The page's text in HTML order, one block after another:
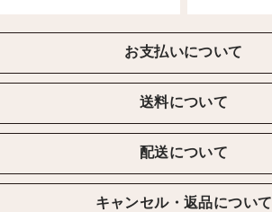
お支払いについて
送料について
配送について
キャンセル・返品について